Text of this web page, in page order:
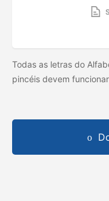
Todas as letras do
pincéis devem